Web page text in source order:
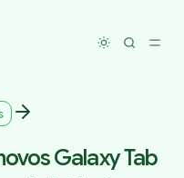
Toggle
Galaxy Tab